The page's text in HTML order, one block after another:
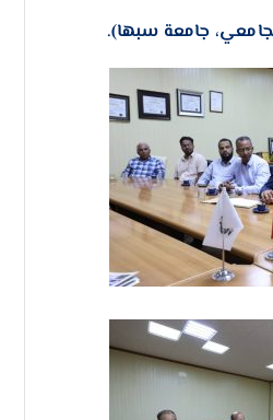
جامعة سبها).